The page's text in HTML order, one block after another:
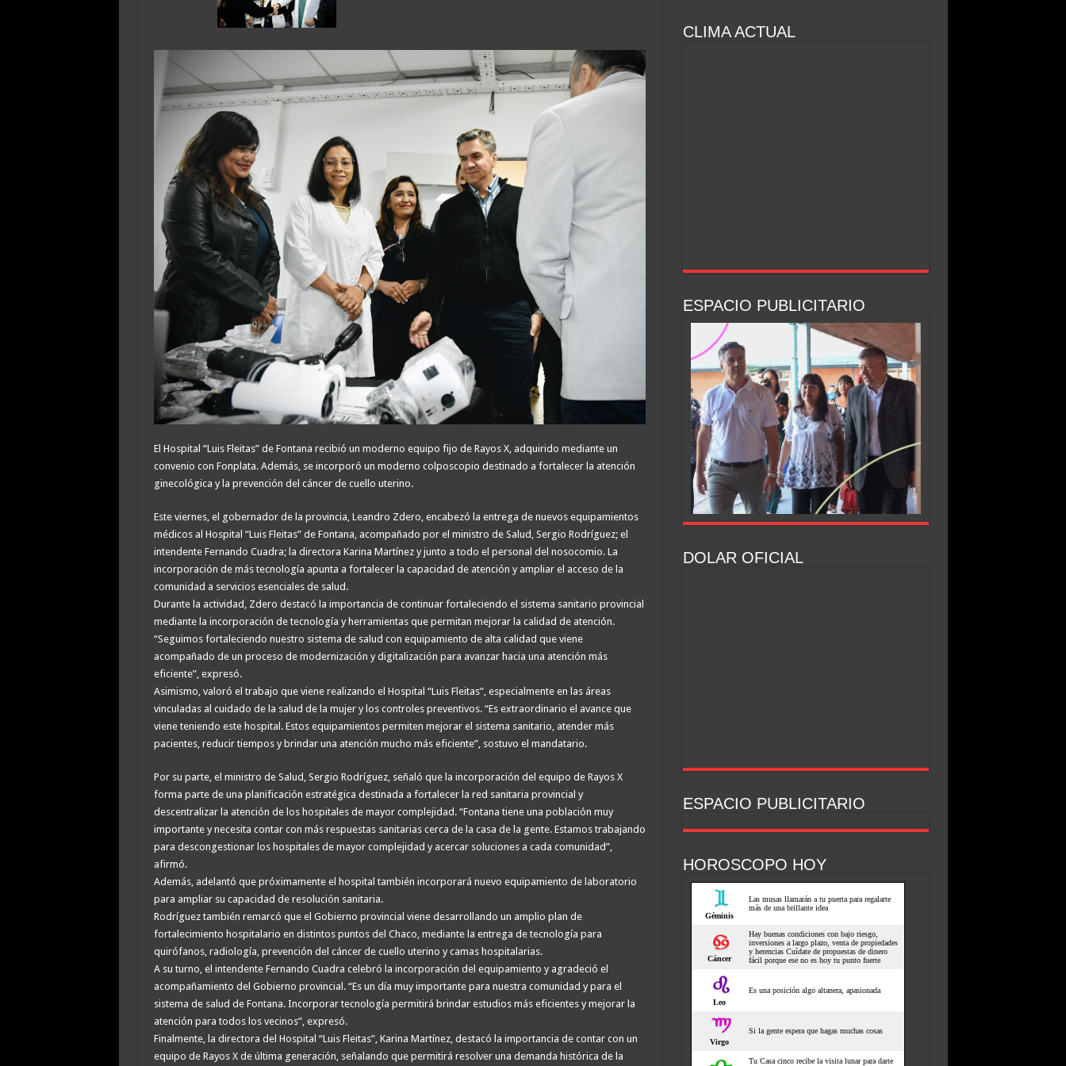
El Hospital “Luis Fleitas” de Fontana recibió un moderno equipo fijo de Rayos X, adquirido mediante un
convenio con Fonplata. Además, se incorporó un moderno colposcopio destinado a fortalecer la atención
ginecológica y la prevención del cáncer de cuello uterino.
Este viernes, el gobernador de la provincia, Leandro Zdero, encabezó la entrega de nuevos equipamientos
médicos al Hospital “Luis Fleitas” de Fontana, acompañado por el ministro de Salud, Sergio Rodríguez; el
intendente Fernando Cuadra; la directora Karina Martínez y junto a todo el personal del nosocomio. La
incorporación de más tecnología apunta a fortalecer la capacidad de atención y ampliar el acceso de la
comunidad a servicios esenciales de salud.
Durante la actividad, Zdero destacó la importancia de continuar fortaleciendo el sistema sanitario provincial
mediante la incorporación de tecnología y herramientas que permitan mejorar la calidad de atención.
“Seguimos fortaleciendo nuestro sistema de salud con equipamiento de alta calidad que viene
acompañado de un proceso de modernización y digitalización para avanzar hacia una atención más
eficiente”, expresó.
Asimismo, valoró el trabajo que viene realizando el Hospital “Luis Fleitas”, especialmente en las áreas
vinculadas al cuidado de la salud de la mujer y los controles preventivos. “Es extraordinario el avance que
viene teniendo este hospital. Estos equipamientos permiten mejorar el sistema sanitario, atender más
pacientes, reducir tiempos y brindar una atención mucho más eficiente”, sostuvo el mandatario.
Por su parte, el ministro de Salud, Sergio Rodríguez, señaló que la incorporación del equipo de Rayos X
forma parte de una planificación estratégica destinada a fortalecer la red sanitaria provincial y
descentralizar la atención de los hospitales de mayor complejidad. “Fontana tiene una población muy
importante y necesita contar con más respuestas sanitarias cerca de la casa de la gente. Estamos trabajando
para descongestionar los hospitales de mayor complejidad y acercar soluciones a cada comunidad”,
afirmó.
Además, adelantó que próximamente el hospital también incorporará nuevo equipamiento de laboratorio
para ampliar su capacidad de resolución sanitaria.
Rodríguez también remarcó que el Gobierno provincial viene desarrollando un amplio plan de
fortalecimiento hospitalario en distintos puntos del Chaco, mediante la entrega de tecnología para
quirófanos, radiología, prevención del cáncer de cuello uterino y camas hospitalarias.
A su turno, el intendente Fernando Cuadra celebró la incorporación del equipamiento y agradeció el
acompañamiento del Gobierno provincial. “Es un día muy importante para nuestra comunidad y para el
sistema de salud de Fontana. Incorporar tecnología permitirá brindar estudios más eficientes y mejorar la
atención para todos los vecinos”, expresó.
Finalmente, la directora del Hospital “Luis Fleitas”, Karina Martínez, destacó la importancia de contar con un
equipo de Rayos X de última generación, señalando que permitirá resolver una demanda histórica de la
CLIMA ACTUAL
ESPACIO PUBLICITARIO
DOLAR OFICIAL
ESPACIO PUBLICITARIO
HOROSCOPO HOY